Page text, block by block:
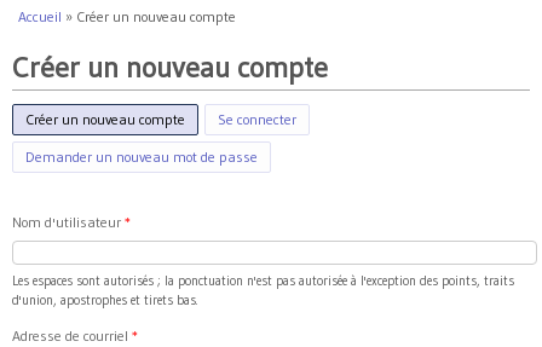
Vous êtes ici
Accueil » Créer un nouveau compte
Créer un nouveau compte
Créer un nouveau compte (onglet actif)
Se connecter
Demander un nouveau mot de passe
Nom d'utilisateur *
Les espaces sont autorisés ; la ponctuation n'est pas autorisée à l'exception des points, traits
d'union, apostrophes et tirets bas.
Adresse de courriel *